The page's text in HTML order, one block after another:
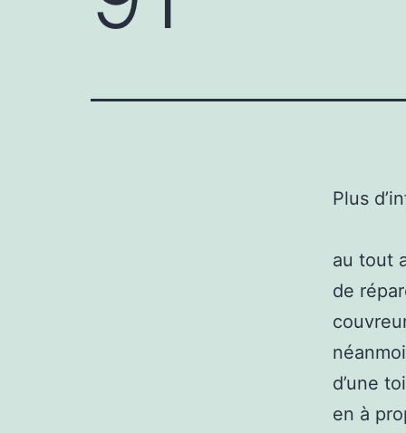
Plus
au tout
de
d’une
en à